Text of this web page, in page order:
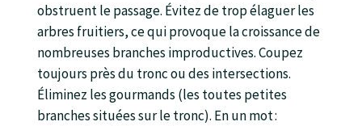
obstruent le passage. Évitez de trop élaguer les
arbres fruitiers, ce qui provoque la croissance de
nombreuses branches improductives. Coupez
toujours près du tronc ou des intersections.
Éliminez les gourmands (les toutes petites
branches situées sur le tronc). En un mot :